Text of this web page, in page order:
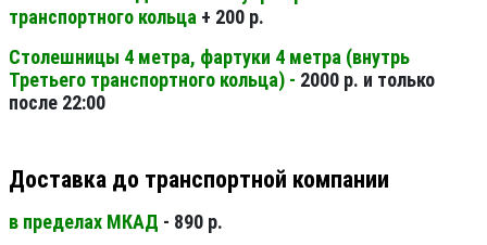
транспортного кольца + 200 р.
Столешницы 4 метра, фартуки 4 метра (внутрь
Третьего транспортного кольца) - 2000 р. и только
после 22:00
Доставка до транспортной компании
в пределах МКАД - 890 р.